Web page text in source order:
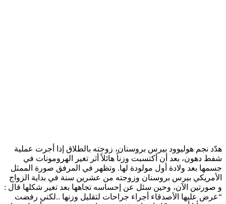
‏هدّد نجم هوليوود بيرس بروسنان، زوجته بالطلاق إذا أجرت عملية
شفط دهون، بعد أن أكتسبت وزناً هائلاً أثر تغير الهرومونات في
جسمها بعد ولادة أول مولودة لها. وتظهر في المرفق صورة الممثل
الأمريكي بيرس بروسنان وزوجته من عشرين سنة في بداية الزواج
و صورتين الآن، وحين سئل عن إحساسه تجاهها بعد تغير شكلها قال :
“عرض عليها الأصدقاء أجراء جراحات لتقليل وزنها ..لكني رفضت